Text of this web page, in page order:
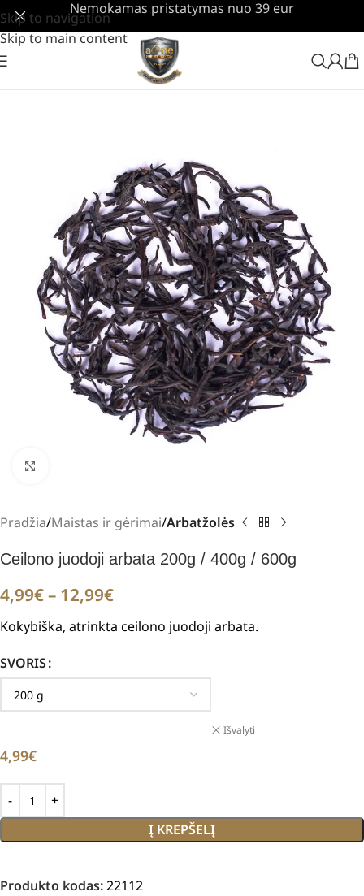
Skip to navigation
Skip to main content
Nemokamas pristatymas nuo 39 eur
Pradžia Maistas ir gėrimai Arbatžolės
Ceilono juodoji arbata 200g / 400g / 600g
4,99€– 12,99€
Kokybiška, atrinkta ceilono juodoji arbata.
SVORIS
Išvalyti
4,99€
Į KREPŠELĮ
Produkto kodas:22112